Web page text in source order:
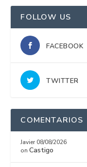
FOLLOW US
FACEBOOK
TWITTER
COMENTARIOS
Javier 08/08/2026
onCastigo